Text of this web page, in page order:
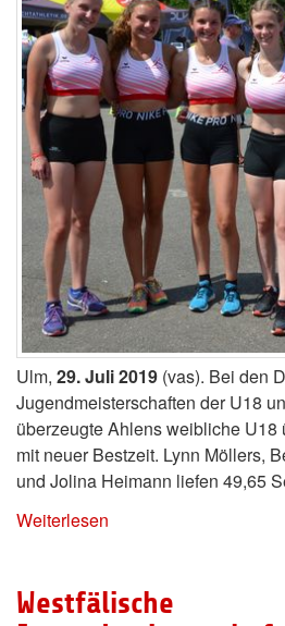
Ulm, 29. Juli 2019 (vas). Bei den
Jugendmeisterschaften der U18
überzeugte Ahlens weibliche U18
mit neuer Bestzeit. Lynn Möllers,
und Jolina Heimann liefen 49,65
Weiterlesen
Westfälische